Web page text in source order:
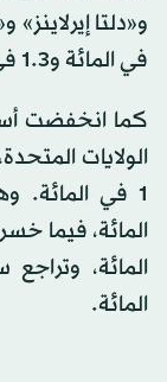
في المائة و1.3 في المائة.
كما انخفضت
الولايات
المائة.